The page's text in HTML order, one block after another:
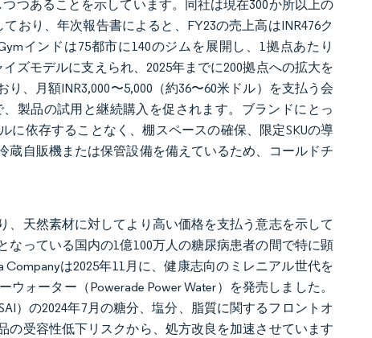
つあることを示しています。同社は現在300か所以上の
おり、年次報告書によると、FY23の売上高はINR476ク
インドは75都市に140のジムを展開し、1拠点あたり
ズモデルに支えられ、2025年までに200拠点への拡大を
、月額INR3,000〜5,000（約36〜60米ドル）を支払う会
製品の試用と継続購入を促されます。ブランドにとっ
依存することなく、棚スペースの確保、限定SKUの導
自販機または保管設備を備えているため、コールドチ
天然素材に対してより高い価格を支払う意志を示して
っている国内の1億100万人の糖尿病患者の間で特に顕
は2025年11月に、健康志向のミレニアル世代を
ォーター（Powerade Power Water）を発売しました。
）の2024年7月の糖分、塩分、脂質に関するフロントオ
受容性低下リスクから、処方改良を加速させています